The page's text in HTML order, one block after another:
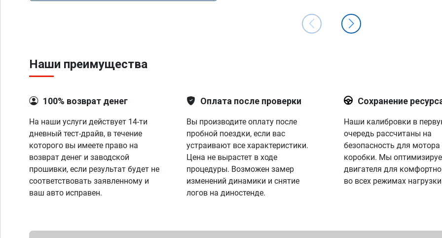
Наши преимущества
100% возврат денег
На наши услуги действует 14-ти
дневный тест-драйв, в течение
которого вы имеете право на
возврат денег и заводской
прошивки, если результат будет не
соответствовать заявленному и
ваш авто исправен.
Оплата после проверки
Вы производите оплату после
пробной поездки, если вас
устраивают все характеристики.
Цена не вырастет в ходе
процедуры. Возможен замер
изменений динамики и снятие
логов на диностенде.
Сохранение
Наши калибровки в
очередь рассчитаны на
безопасность для мотора
коробки. Мы
двигателя для
во всех режимах